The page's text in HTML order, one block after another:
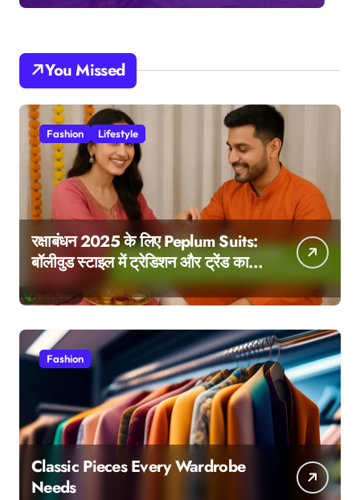
You Missed
Fashion Lifestyle
रक्षाबंधन 2025 के लिए Peplum Suits:
बॉलीवुड स्टाइल में ट्रेडिशन और ट्रेंड का
परफेक्ट मेल
Fashion
Classic Pieces Every Wardrobe
Needs